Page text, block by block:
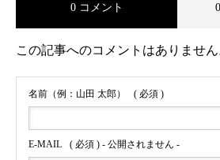
0 コメント
この記事へのコメントはありません
名前（例：山田 太郎） ( 必須 )
E-MAIL ( 必須 ) - 公開されません -